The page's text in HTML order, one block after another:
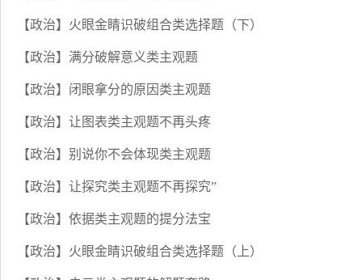
【政治】火眼金睛识破组合类选择题（下）
【政治】满分破解意义类主观题
【政治】闭眼拿分的原因类主观题
【政治】让图表类主观题不再头疼
【政治】别说你不会体现类主观题
【政治】让探究类主观题不再探究”
【政治】依据类主观题的提分法宝
【政治】火眼金睛识破组合类选择题（上）